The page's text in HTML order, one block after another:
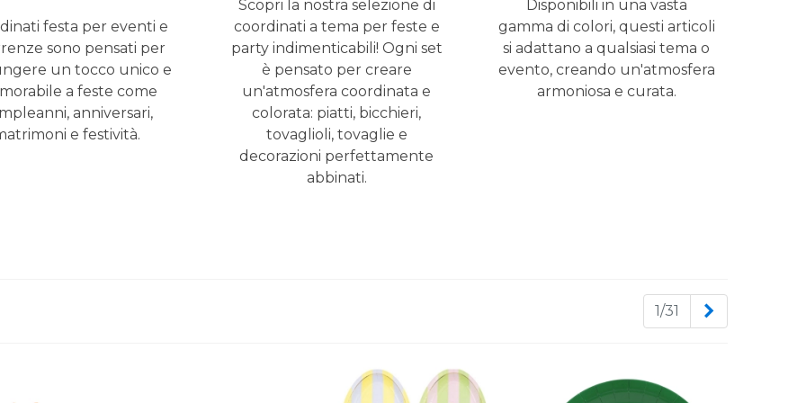
scelto
tempo
della tavola, permettendo anche ai meno esperti di ottenere un risultato di grande impatto visivo.
alla loro composizione cromatica equilibrata.
feste: eleganza e stile per eventi e ricorrenze speciali
sentirsi coinvolto. *Il coordinato diventa così una base solida su cui costruire l’intera scenografia
festa per eventi e
sono pensati per
un tocco unico e
a feste come
anniversari,
e festività.
Scopri la nostra selezione di
coordinati a tema per feste e
party indimenticabili! Ogni set
è pensato per creare
un'atmosfera coordinata e
colorata: piatti, bicchieri,
tovaglioli, tovaglie e
decorazioni perfettamente
abbinati.
Disponibili in una vasta
gamma di colori, questi articoli
si adattano a qualsiasi tema o
evento, creando un'atmosfera
armoniosa e curata.
1/31